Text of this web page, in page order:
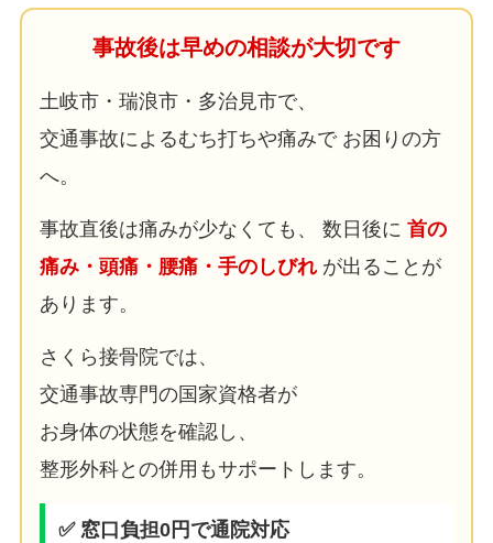
事故後は早めの相談が大切です
土岐市・瑞浪市・多治見市で、
交通事故によるむち打ちや痛みで お困りの方
へ。
事故直後は痛みが少なくても、 数日後に 首の
痛み・頭痛・腰痛・手のしびれが出ることが
あります。
さくら接骨院では、
交通事故専門の国家資格者が
お身体の状態を確認し、
整形外科との併用もサポートします。
✅ 窓口負担0円で通院対応